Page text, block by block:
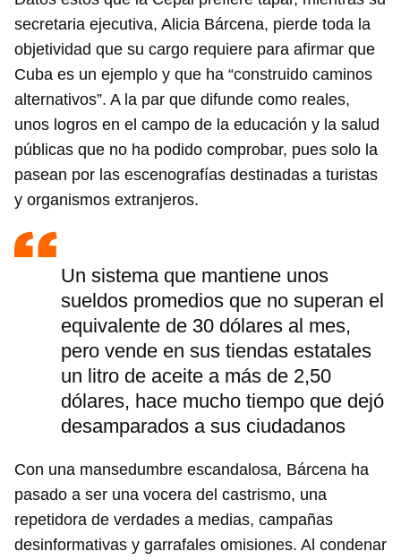
secretaria ejecutiva, Alicia Bárcena, pierde toda la
objetividad que su cargo requiere para afirmar que
Cuba es un ejemplo y que ha “construido caminos
alternativos”. A la par que difunde como reales,
unos logros en el campo de la educación y la salud
públicas que no ha podido comprobar, pues solo la
pasean por las escenografías destinadas a turistas
y organismos extranjeros.
Un sistema que mantiene unos
sueldos promedios que no superan el
equivalente de 30 dólares al mes,
pero vende en sus tiendas estatales
un litro de aceite a más de 2,50
dólares, hace mucho tiempo que dejó
desamparados a sus ciudadanos
Con una mansedumbre escandalosa, Bárcena ha
pasado a ser una vocera del castrismo, una
repetidora de verdades a medias, campañas
desinformativas y garrafales omisiones. Al condenar